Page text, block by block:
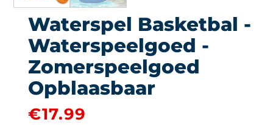
Waterspel Basketbal -
Waterspeelgoed -
Zomerspeelgoed
Opblaasbaar
€17.99